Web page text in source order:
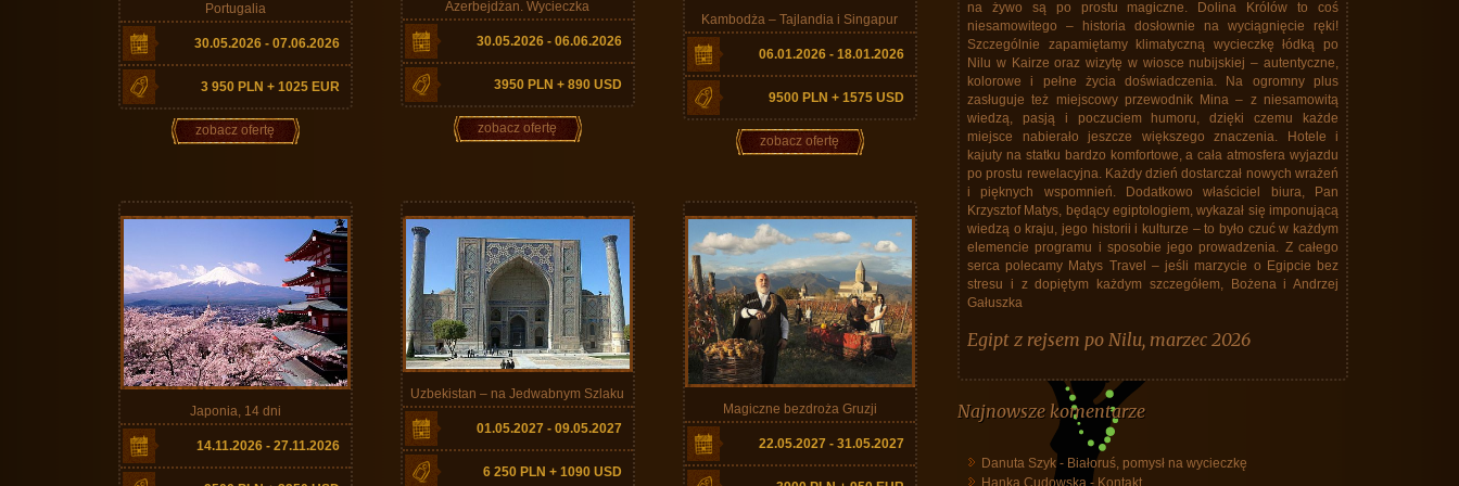
Portugalia
30.05.2026 - 07.06.2026
3 950 PLN + 1025 EUR
zobacz ofertę
Azerbejdżan. Wycieczka
30.05.2026 - 06.06.2026
3950 PLN + 890 USD
zobacz ofertę
Kambodża – Tajlandia i Singapur
06.01.2026 - 18.01.2026
9500 PLN + 1575 USD
zobacz ofertę
Japonia, 14 dni
14.11.2026 - 27.11.2026
Uzbekistan – na Jedwabnym Szlaku
01.05.2027 - 09.05.2027
6 250 PLN + 1090 USD
Magiczne bezdroża Gruzji
22.05.2027 - 31.05.2027
zamknięte, perspektywy powrotu do Polski mgliste. Siadły
nastroje z powodu niepewności, tym bardziej, że wiedziliśmy o
tysiącach Polaków uwięzionych w Azji Poludniowo-
Wschodniej, koczowaniu na lotniskach, szturmowaniem biur
linii lotniczych. Krzysztof Matys i jego biuro stanęło na
wysokości zadania. Mieliśmy dobry hotel, ze znakomitymi
śniadaniami. Już 4 marca było wiadomo, że odlecimy Lotem
12 marca tylko 4 dni po planowanym terminie. Biuro upchnęło
nas, wszystkich bez dzielenia, na jeden lot, który wczoraj tj. 12
marca doszedł do skutku. Nie było żadnego koczowania na
lotnisku. Lot "repatriacyjny" odbył się bez przeszkód. Należy
wrzucić kamyk do ogródka Lotu. Linie bez skrupułów
wykorzystały sytuację i sobie od "repatriantów" zażyczyły za lot
w jedną srtone o wiele więcej niż przeciętnie się płaciło za lot
w obie. W każdym razie podziekowania dla Biura, że zajęło sie
nami (a grupa spora, 40 osób) i że nie doznaliśmy żadnych
niedogodnośći z tego powodu. Dziekujemy! Andrzej Piersa -
uczestnik wycieczki do Tajlandii w dniach 25 lutego - 9 marca
(jak potem się okazało do 12 marca). Należy podkreślić też
pozytywną rolę przedstawiciela Biura, Maćka Grzegrzółki, siła
spokoju i kompetencji.
Tajlandia, marzec 2026, powrót do Polski